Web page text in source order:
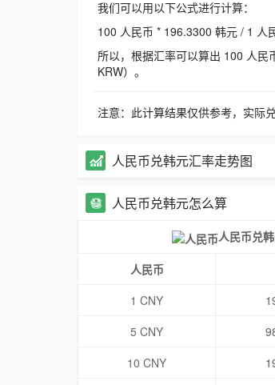
我们可以用以下公式进行计算：
100 人民币 * 196.3300 韩元 / 1 人
所以，根据汇率可以算出 100 人
KRW）。
注意：此计算结果仅供参考，实际
人民币兑韩元汇率走势图
人民币兑韩元怎么算
人民币兑
人民币
1 CNY
5 CNY
10 CNY